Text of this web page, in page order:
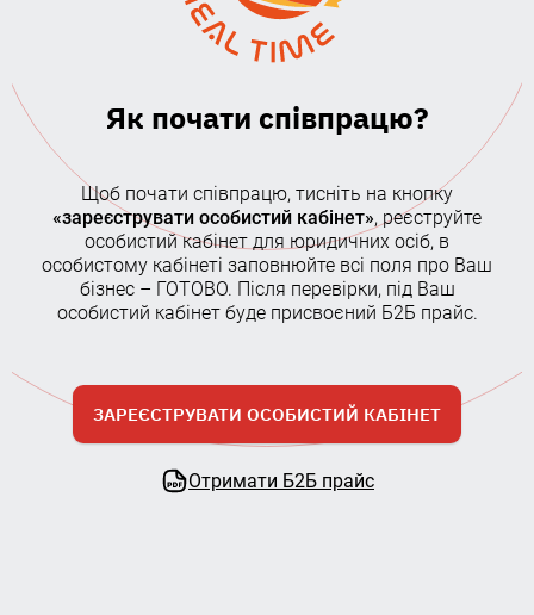
Як почати співпрацю?
Щоб почати співпрацю, тисніть на кнопку
«зареєструвати особистий кабінет», реєструйте
особистий кабінет для юридичних осіб, в
особистому кабінеті заповнюйте всі поля про Ваш
бізнес – ГОТОВО. Після перевірки, під Ваш
особистий кабінет буде присвоєний Б2Б прайс.
ЗАРЕЄСТРУВАТИ ОСОБИСТИЙ КАБІНЕТ
Отримати Б2Б прайс